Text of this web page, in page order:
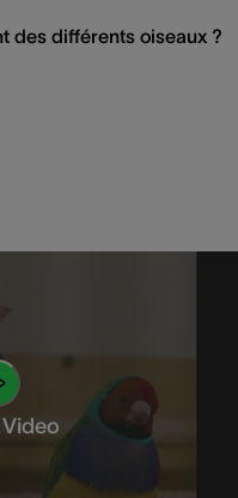
des différents oiseaux ?